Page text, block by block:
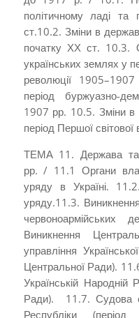
політичному ладі та
ст.10.2. Зміни в
початку ХХ ст. 10.3.
українських землях у
революції
період буржуазно-­
1907 рр. 10.5. Зміни в
період Першої світової
ТЕМА 11. Держава та
рр. / 11.1 Органи
уряду в Україні.
уряду.11.3.
Виникнення
управління
Центральної Ради).
Українській Народній
Ради). 11.7. Судова
Республіки